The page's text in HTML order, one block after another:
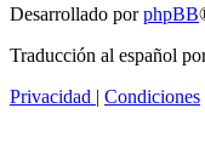
Desarrollado porphpBB
Traducción al español
Privacidad | Condiciones